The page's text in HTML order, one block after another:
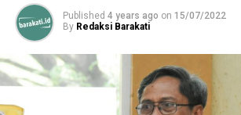
Published 4 years ago on 15/07/2022
By Redaksi Barakati